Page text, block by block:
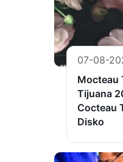
07-08-
Mocteau
Tijuana
Cocteau
Disko